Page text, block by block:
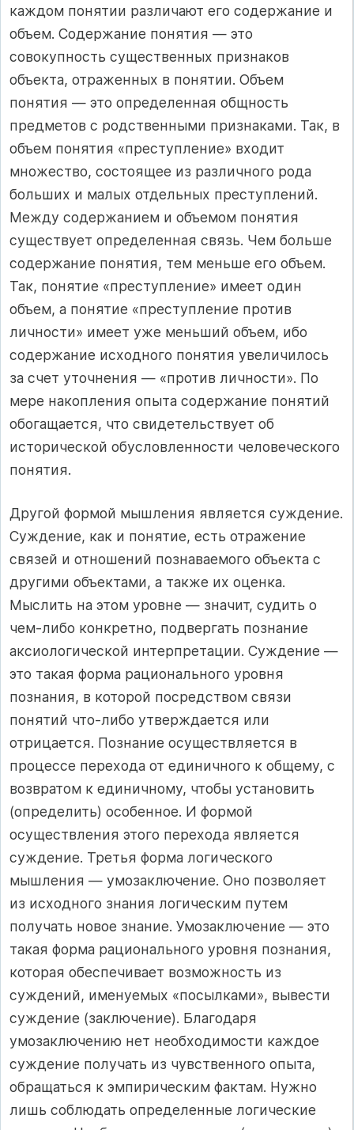
каждом понятии различают его содержание и
объем. Содержание понятия — это
совокупность существенных признаков
объекта, отраженных в понятии. Объем
понятия — это определенная общность
предметов с родственными признаками. Так, в
объем понятия «преступление» входит
множество, состоящее из различного рода
больших и малых отдельных преступлений.
Между содержанием и объемом понятия
существует определенная связь. Чем больше
содержание понятия, тем меньше его объем.
Так, понятие «преступление» имеет один
объем, а понятие «преступление против
личности» имеет уже меньший объем, ибо
содержание исходного понятия увеличилось
за счет уточнения — «против личности». По
мере накопления опыта содержание понятий
обогащается, что свидетельствует об
исторической обусловленности человеческого
понятия.
Другой формой мышления является суждение.
Суждение, как и понятие, есть отражение
связей и отношений познаваемого объекта с
другими объектами, а также их оценка.
Мыслить на этом уровне — значит, судить о
чем-либо конкретно, подвергать познание
аксиологической интерпретации. Суждение —
это такая форма рационального уровня
познания, в которой посредством связи
понятий что-либо утверждается или
отрицается. Познание осуществляется в
процессе перехода от единичного к общему, с
возвратом к единичному, чтобы установить
(определить) особенное. И формой
осуществления этого перехода является
суждение. Третья форма логического
мышления — умозаключение. Оно позволяет
из исходного знания логическим путем
получать новое знание. Умозаключение — это
такая форма рационального уровня познания,
которая обеспечивает возможность из
суждений, именуемых «посылками», вывести
суждение (заключение). Благодаря
умозаключению нет необходимости каждое
суждение получать из чувственного опыта,
обращаться к эмпирическим фактам. Нужно
лишь соблюдать определенные логические